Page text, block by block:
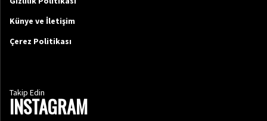
Künye ve İletişim
Çerez Politikası
Takip Edin
INSTAGRAM